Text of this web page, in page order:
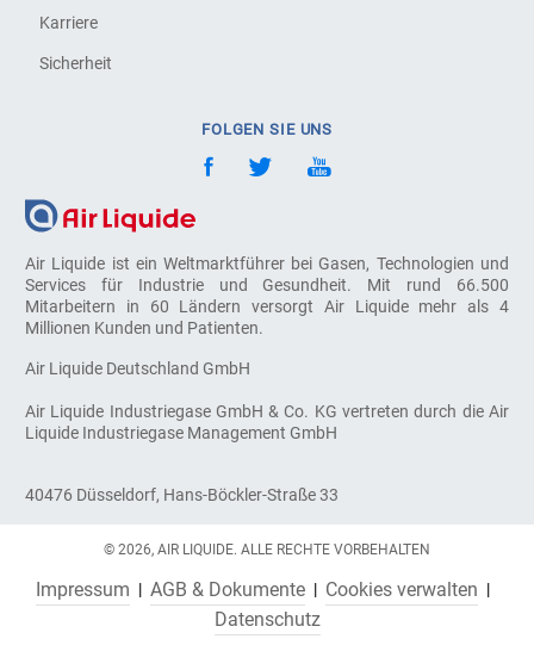
Air Liquide ist ein Weltmarktführer bei Gasen, Technologien und
Services für Industrie und Gesundheit. Mit rund 66.500
Mitarbeitern in 60 Ländern versorgt Air Liquide mehr als 4
Millionen Kunden und Patienten.
Air Liquide Deutschland GmbH
Air Liquide Industriegase GmbH & Co. KG vertreten durch die Air
Liquide Industriegase Management GmbH
40476 Düsseldorf, Hans-Böckler-Straße 33
Karriere
Sicherheit
FOLGEN SIE UNS
© 2026, AIR LIQUIDE. ALLE RECHTE VORBEHALTEN
Impressum AGB & Dokumente
Cookies verwalten
Datenschutz